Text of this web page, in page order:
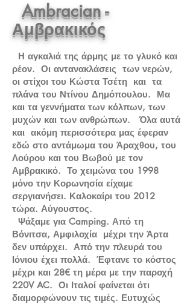
Ambracian -
Αμβρακικός
Η αγκαλιά της άρμης με το γλυκό και
ρέον. Οι αντανακλάσεις των νερών,
οι στίχοι του Κώστα Τσέτη και τα
πλάνα του Ντίνου Δημόπουλου. Μα
και τα γεννήματα των κόλπων, των
μυχών και των ανθρώπων. Όλα αυτά
και ακόμη περισσότερα μας έφεραν
εδώ στο αντάμωμα του Άραχθου, του
Λούρου και του Βωβού με τον
Αμβρακικό. Το χειμώνα του 1998
μόνο την Κορωνησία είχαμε
σεργιανήσει. Καλοκαίρι του 2012
τώρα. Αύγουστος.
Ψάξαμε για Camping. Από τη
Βόνιτσα, Αμφιλοχία μέχρι την Άρτα
δεν υπάρχει. Από την πλευρά του
Ιόνιου έχει πολλά. Έφτανε το κόστος
μέχρι και 28€ τη μέρα με την παροχή
220V AC. Οι Ιταλοί φαίνεται ότι
διαμορφώνουν τις τιμές. Ευτυχώς